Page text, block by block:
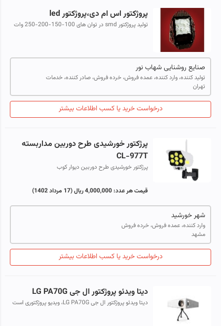
پروژکتور اس ام دی،پروژکتور led
تولید پروژکتور smd در توان های 100-150-200-250 وات
صنایع روشنایی شهاب نور
تولید کننده، وارد کننده، عمده فروش، خرده فروش، صادر کننده، خدمات
تهران
درخواست خرید یا کسب اطلاعات بیشتر
پرژکتور خورشیدی طرح دوربین مداربسته
CL-977T
پرژکتور خورشیدی طرح دوربین دیوار کوب
قیمت هر عدد:4,000,000 ریال (17 مرداد 1402)
شهر خورشید
وارد کننده، عمده فروش، خرده فروش
مشهد
درخواست خرید یا کسب اطلاعات بیشتر
دیتا ویدئو پروژکتور ال جی LG PA70G
دیتا ویدئو پروژکتور ال جی LG PA70G، ویدیو پروژکتوری است